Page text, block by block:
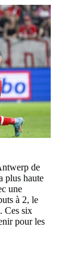
de
plus haute
une
à 2, le
Ces six
pour les